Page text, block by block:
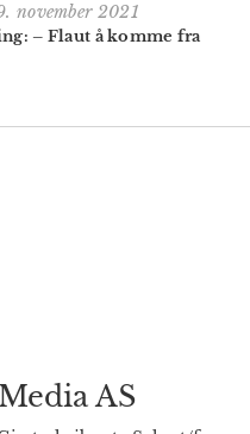
november 2021
– Flaut å komme fra
AS